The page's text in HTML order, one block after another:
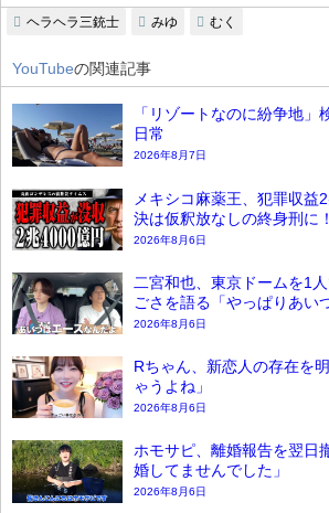
ヘラヘラ三銃士 みゆ むく
YouTubeの関連記事
「リゾートなのに紛争地
日常
2026年8月7日
メキシコ麻薬王、犯罪収
決は仮釈放なしの終身刑に！
2026年8月6日
二宮和也、東京ドームを1
ごさを語る「やっぱりあい
2026年8月6日
Rちゃん、新恋人の存在を
ゃうよね」
2026年8月6日
ホモサピ、離婚報告を翌日
婚してませんでした」
2026年8月6日